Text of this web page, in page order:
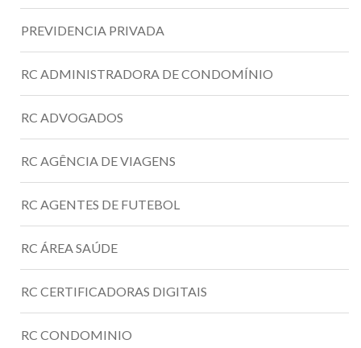
PREVIDENCIA PRIVADA
RC ADMINISTRADORA DE CONDOMÍNIO
RC ADVOGADOS
RC AGÊNCIA DE VIAGENS
RC AGENTES DE FUTEBOL
RC ÁREA SAÚDE
RC CERTIFICADORAS DIGITAIS
RC CONDOMINIO